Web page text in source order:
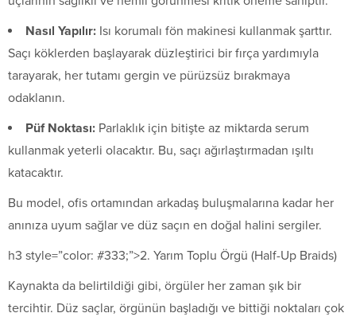
Nasıl Yapılır: Isı korumalı fön makinesi kullanmak şarttır.
Saçı köklerden başlayarak düzleştirici bir fırça yardımıyla
tarayarak, her tutamı gergin ve pürüzsüz bırakmaya
odaklanın.
Püf Noktası: Parlaklık için bitişte az miktarda serum
kullanmak yeterli olacaktır. Bu, saçı ağırlaştırmadan ışıltı
katacaktır.
Bu model, ofis ortamından arkadaş buluşmalarına kadar her
anınıza uyum sağlar ve düz saçın en doğal halini sergiler.
h3 style=”color: #333;”>2. Yarım Toplu Örgü (Half-Up Braids)
Kaynakta da belirtildiği gibi, örgüler her zaman şık bir
tercihtir. Düz saçlar, örgünün başladığı ve bittiği noktaları çok